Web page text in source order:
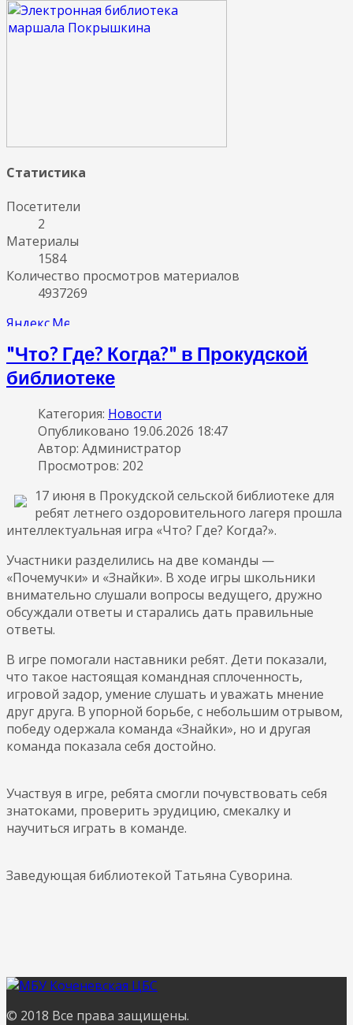
Статистика
Посетители
2
Материалы
1584
Количество просмотров материалов
4937269
"Что? Где? Когда?" в Прокудской
библиотеке
Категория: Новости
Опубликовано 19.06.2026 18:47
Автор: Администратор
Просмотров: 202
17 июня в Прокудской сельской библиотеке для
ребят летнего оздоровительного лагеря прошла
интеллектуальная игра «Что? Где? Когда?».
Участники разделились на две команды —
«Почемучки» и «Знайки». В ходе игры школьники
внимательно слушали вопросы ведущего, дружно
обсуждали ответы и старались дать правильные
ответы.
В игре помогали наставники ребят. Дети показали,
что такое настоящая командная сплоченность,
игровой задор, умение слушать и уважать мнение
друг друга. В упорной борьбе, с небольшим отрывом,
победу одержала команда «Знайки», но и другая
команда показала себя достойно.
Участвуя в игре, ребята смогли почувствовать себя
знатоками, проверить эрудицию, смекалку и
научиться играть в команде.
Заведующая библиотекой Татьяна Суворина.
© 2018 Все права защищены.